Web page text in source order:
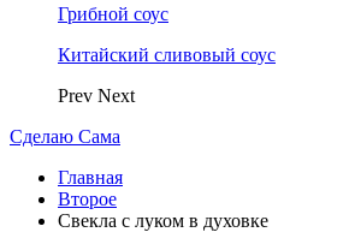
Грибной соус
Китайский сливовый соус
Prev Next
Сделаю Сама
Главная
Второе
Свекла с луком в духовке